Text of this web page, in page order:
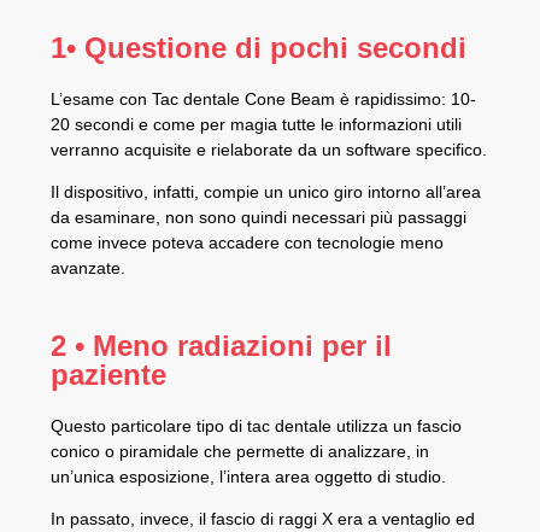
1• Questione di pochi secondi
L’esame con Tac dentale Cone Beam è rapidissimo: 10-
20 secondi e come per magia tutte le informazioni utili
verranno acquisite e rielaborate da un software specifico.
Il dispositivo, infatti, compie un unico giro intorno all’area
da esaminare, non sono quindi necessari più passaggi
come invece poteva accadere con tecnologie meno
avanzate.
2 • Meno radiazioni per il
paziente
Questo particolare tipo di tac dentale utilizza un fascio
conico o piramidale che permette di analizzare, in
un’unica esposizione, l’intera area oggetto di studio.
In passato, invece, il fascio di raggi X era a ventaglio ed